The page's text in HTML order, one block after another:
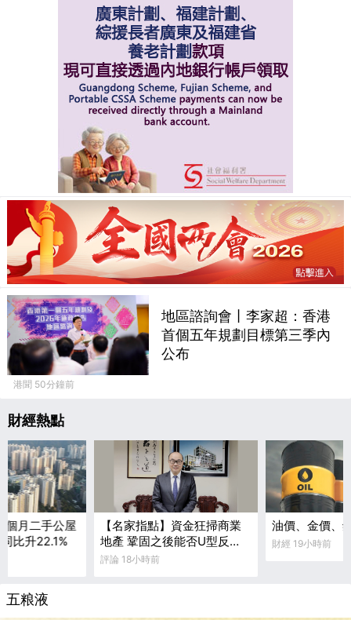
地區諮詢會丨李家超：香港
首個五年規劃目標第三季內
公布
港聞 50分鐘前
財經熱點
個月二手公屋
比升22.1%
【名家指點】資金狂掃商業
地產 鞏固之後能否U型反
彈？
評論 18小時前
油價、金價、
財經 19小時前
五粮液